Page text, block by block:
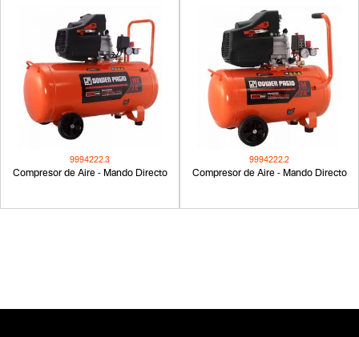
Compresor de Aire - Mando Directo
9994222.3
Compresor de Aire - Mando Directo
9994222.2